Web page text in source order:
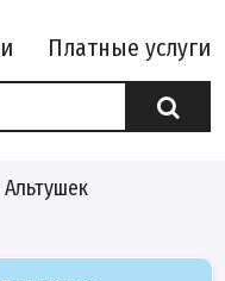
Платные услуги